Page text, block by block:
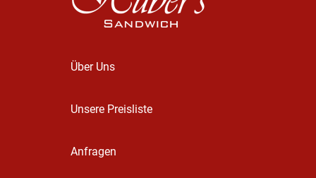
Über Uns
Unsere Preisliste
Anfragen